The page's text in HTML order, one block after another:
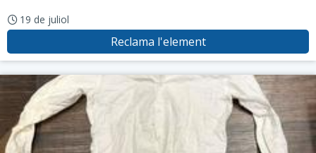
19 de juliol
Reclama l'element